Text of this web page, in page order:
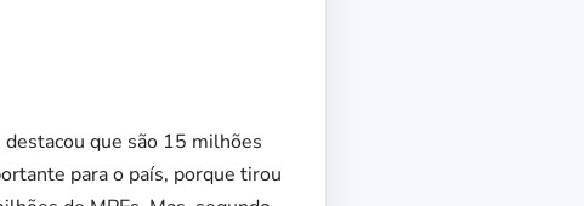
que são 15 milhões
para o país, porque tirou